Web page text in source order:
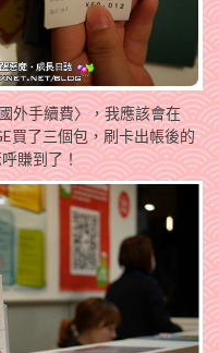
外手續費〉，我應該會在
買了三個包，刷卡出帳後的
賺到了！